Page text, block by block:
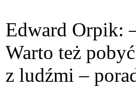
Edward Orpik:
Warto też pobyć
z ludźmi –